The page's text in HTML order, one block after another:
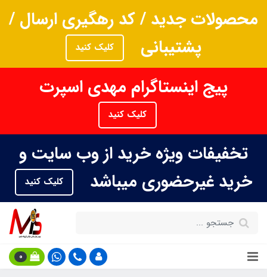
محصولات جدید / کد رهگیری ارسال /
پشتیبانی
کلیک کنید
پیج اینستاگرام مهدی اسپرت
کلیک کنید
تخفیفات ویژه خرید از وب سایت و
خرید غیرحضوری میباشد
کلیک کنید
0